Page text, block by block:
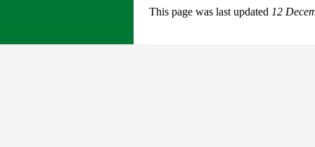
This page was last updated 12